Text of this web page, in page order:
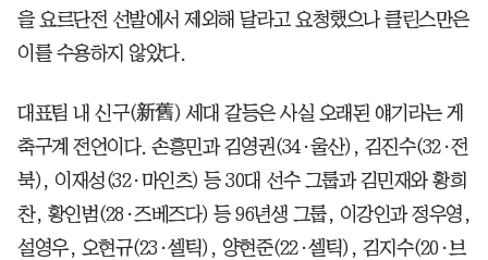
을 요르단전 선발에서 제외해 달라고 요청했으나 클린스만은
이를 수용하지 않았다.
대표팀 내 신구(新舊) 세대 갈등은 사실 오래된 얘기라는 게
축구계 전언이다. 손흥민과 김영권(34·울산), 김진수(32·전
북), 이재성(32·마인츠) 등 30대 선수 그룹과 김민재와 황희
찬, 황인범(28·즈베즈다) 등 96년생 그룹, 이강인과 정우영,
설영우, 오현규(23·셀틱), 양현준(22·셀틱), 김지수(20·브